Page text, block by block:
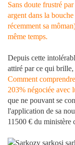
Sans doute frustré
argent dans la
récemment sa
même temps.
Depuis cette
attiré par ce qui
Comment
203% négociée avec
que ne pouvant se
l'application de sa
11500 € du ministère